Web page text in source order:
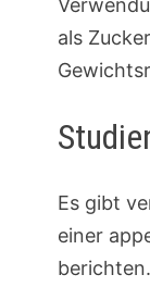
als
Es gibt
einer